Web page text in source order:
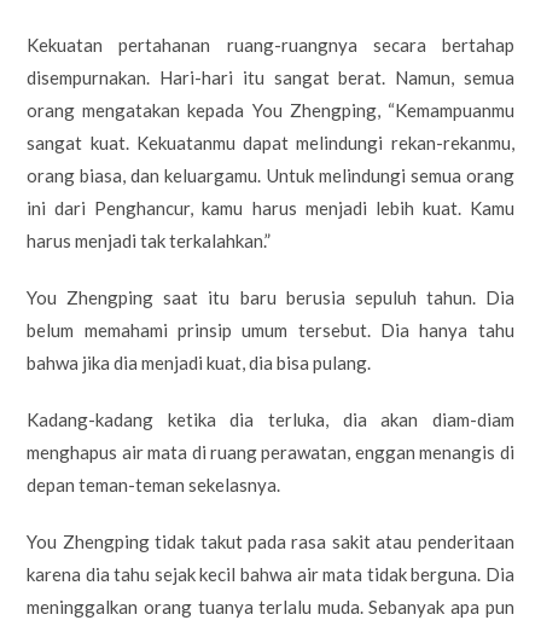
Kekuatan pertahanan ruang-ruangnya secara bertahap
disempurnakan. Hari-hari itu sangat berat. Namun, semua
orang mengatakan kepada You Zhengping, “Kemampuanmu
sangat kuat. Kekuatanmu dapat melindungi rekan-rekanmu,
orang biasa, dan keluargamu. Untuk melindungi semua orang
ini dari Penghancur, kamu harus menjadi lebih kuat. Kamu
harus menjadi tak terkalahkan.”
You Zhengping saat itu baru berusia sepuluh tahun. Dia
belum memahami prinsip umum tersebut. Dia hanya tahu
bahwa jika dia menjadi kuat, dia bisa pulang.
Kadang-kadang ketika dia terluka, dia akan diam-diam
menghapus air mata di ruang perawatan, enggan menangis di
depan teman-teman sekelasnya.
You Zhengping tidak takut pada rasa sakit atau penderitaan
karena dia tahu sejak kecil bahwa air mata tidak berguna. Dia
meninggalkan orang tuanya terlalu muda. Sebanyak apa pun